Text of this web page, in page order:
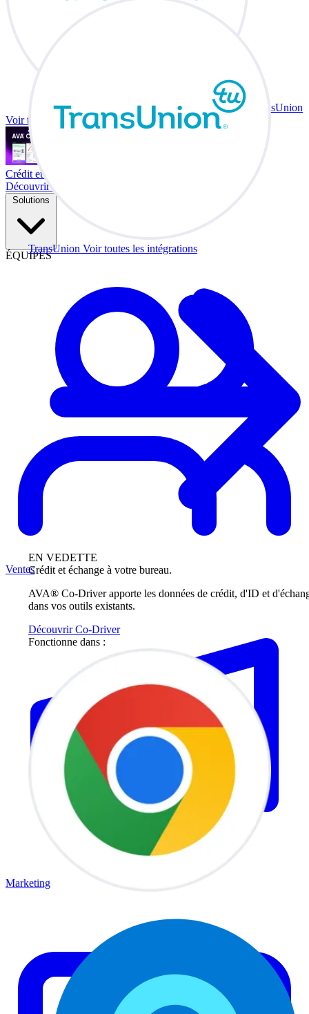
TransUnion Voir toutes les intégrations
EN VEDETTE
Crédit et échange à votre bureau.
AVA® Co-Driver apporte les données de crédit, d'ID et
dans vos outils existants.
Découvrir Co-Driver
Fonctionne dans :
TransUnion
Voir toutes les intégrations
Crédit et échange à votre bureau.
Découvrir Co-Driver
Solutions
ÉQUIPES
Ventes
Marketing